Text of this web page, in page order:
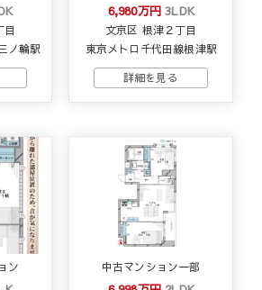
目
ノ輪駅
6,980万円3LDK
文京区 根津２丁目
東京メトロ千代田線根津駅
ン 中古マンション一部